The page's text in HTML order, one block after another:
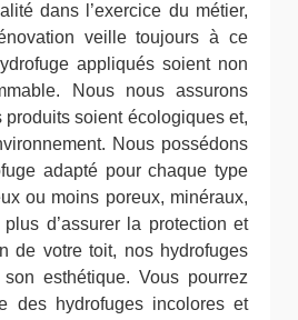
dans l’exercice du métier,
veille toujours à ce
appliqués soient non
Nous nous assurons
soient écologiques et,
Nous possédons
adapté pour chaque type
ou moins poreux, minéraux,
d’assurer la protection et
de votre toit, nos hydrofuges
esthétique. Vous pourrez
des hydrofuges incolores et